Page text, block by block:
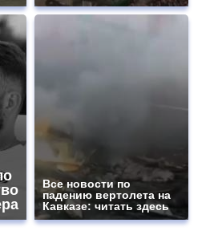
Все новости по
падению вертолета на
Кавказе: читать здесь